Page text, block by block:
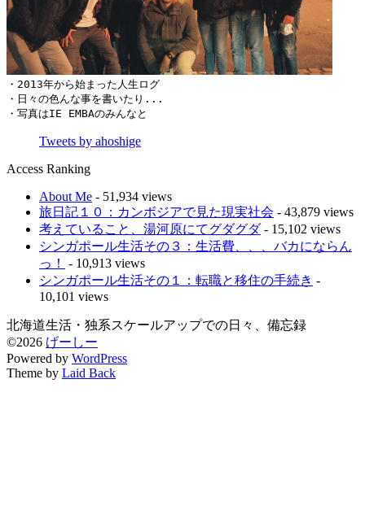
・2013年から始まった人生ログ
・日々の色んな事を書いたり...
・写真はIE EMBAのみんなと
Tweets by ahoshige
Access Ranking
About Me - 51,934 views
旅日記１０：カンボジアで見た現実社会 - 43,879 views
考えていること、湯河原にてグダグダ- 15,102 views
シンガポール生活その３：生活費、、、バカにならん
っ！
- 10,913 views
シンガポール生活その１：転職と移住の手続き -
10,101 views
北海道生活・独系スケールアップでの日々、備忘録
©2026 げーしー
Powered by WordPress
Theme by Laid Back